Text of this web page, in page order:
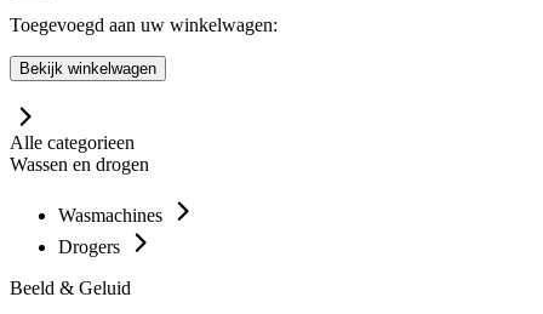
Toegevoegd aan uw winkelwagen:
Bekijk winkelwagen
Alle categorieen
Wassen en drogen
Wasmachines
Drogers
Beeld & Geluid